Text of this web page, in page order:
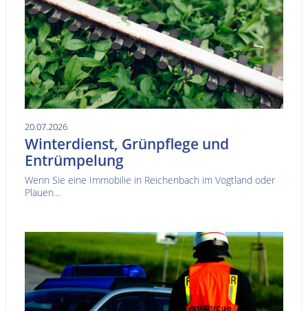
20.07.2026
Winterdienst, Grünpflege und
Entrümpelung
Wenn Sie eine Immobilie in Reichenbach im Vogtland oder
Plauen...